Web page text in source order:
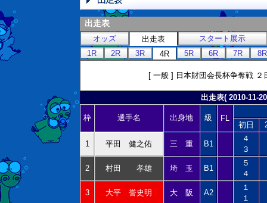
出走表
オッズ 出走表
スタート展示
1R
2R 3R 4R 5R 6R 7R 8R
[ 一般 ] 日本財団会長杯争奪戦
出走表( 2010-11-
枠 選手名 出身地 級 FL
初日
1 平田 健之佑 三 重 B1
４
３
2 村田 孝雄 埼 玉 B1
５
４
3 大平 誉史明 大 阪 A2
１
１